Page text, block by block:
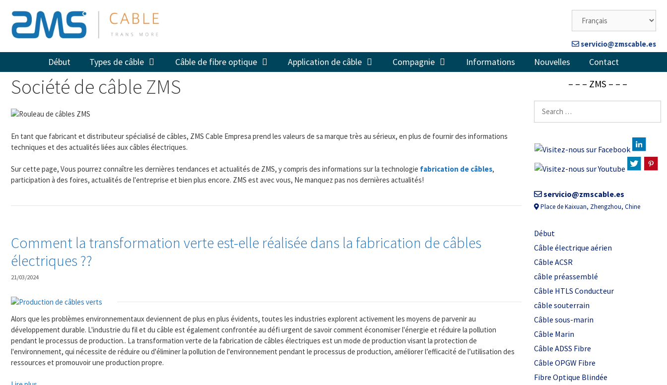
contenu
servicio@zmscable.es
Début Types de câble Câble de fibre optique Application de câble Compagnie Informations Nouvelles Contact
Société de câble ZMS
En tant que fabricant et distributeur spécialisé de câbles, ZMS Cable Empresa prend les valeurs de sa marque très au sérieux, en plus de fournir des informations
techniques et des actualités liées aux câbles électriques.
Sur cette page, Vous pourrez connaître les dernières tendances et actualités de ZMS, y compris des informations sur la technologie fabrication de câbles,
participation à des foires, actualités de l'entreprise et bien plus encore. ZMS est avec vous, Ne manquez pas nos dernières actualités!
Comment la transformation verte est-elle réalisée dans la fabrication de câbles
électriques ??
21/03/2024
Alors que les problèmes environnementaux deviennent de plus en plus évidents, toutes les industries explorent activement les moyens de parvenir au
développement durable. L'industrie du fil et du câble est également confrontée au défi urgent de savoir comment économiser l'énergie et réduire la pollution
pendant le processus de production.. La transformation verte de la fabrication de câbles électriques est un mode de production visant la protection de
l'environnement, qui nécessite de réduire ou d'éliminer la pollution de l'environnement pendant le processus de production, améliorer l’efficacité de l’utilisation des
ressources et promouvoir une production propre.
– – – ZMS – – –
Rechercher:
servicio@zmscable.es
Place de Kaixuan, Zhengzhou, Chine
Début
Câble électrique aérien
Câble ACSR
câble préassemblé
Câble HTLS Conducteur
câble souterrain
Câble sous-marin
Câble Marin
Câble ADSS Fibre
Câble OPGW Fibre
Fibre Optique Blindée